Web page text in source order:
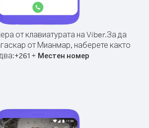
от клавиатурата на Viber.За да
от Мианмар, наберете както
+261 + Местен номер